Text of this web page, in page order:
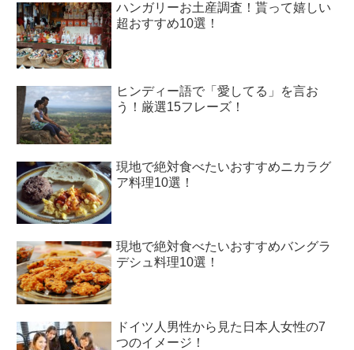
ハンガリーお土産調査！貰って嬉しい
超おすすめ10選！
ヒンディー語で「愛してる」を言お
う！厳選15フレーズ！
現地で絶対食べたいおすすめニカラグ
ア料理10選！
現地で絶対食べたいおすすめバングラ
デシュ料理10選！
ドイツ人男性から見た日本人女性の7
つのイメージ！